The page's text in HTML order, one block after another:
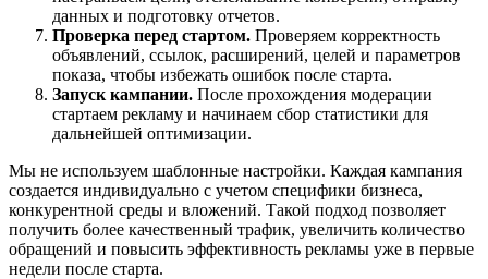
данных и подготовку отчетов.
Проверка перед стартом. Проверяем корректность
объявлений, ссылок, расширений, целей и параметров
показа, чтобы избежать ошибок после старта.
Запуск кампании. После прохождения модерации
стартаем рекламу и начинаем сбор статистики для
дальнейшей оптимизации.
Мы не используем шаблонные настройки. Каждая кампания
создается индивидуально с учетом специфики бизнеса,
конкурентной среды и вложений. Такой подход позволяет
получить более качественный трафик, увеличить количество
обращений и повысить эффективность рекламы уже в первые
недели после старта.